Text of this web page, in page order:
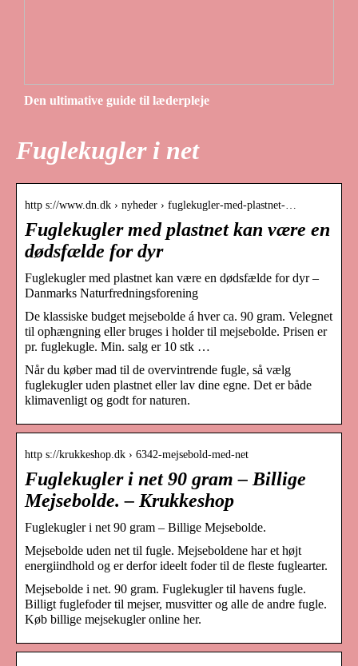
Den ultimative guide til læderpleje
Fuglekugler i net
http s://www.dn.dk › nyheder › fuglekugler-med-plastnet-…
Fuglekugler med plastnet kan være en
dødsfælde for dyr
Fuglekugler med plastnet kan være en dødsfælde for dyr –
Danmarks Naturfredningsforening
De klassiske budget mejsebolde á hver ca. 90 gram. Velegnet
til ophængning eller bruges i holder til mejsebolde. Prisen er
pr. fuglekugle. Min. salg er 10 stk …
Når du køber mad til de overvintrende fugle, så vælg
fuglekugler uden plastnet eller lav dine egne. Det er både
klimavenligt og godt for naturen.
http s://krukkeshop.dk › 6342-mejsebold-med-net
Fuglekugler i net 90 gram – Billige
Mejsebolde. – Krukkeshop
Fuglekugler i net 90 gram – Billige Mejsebolde.
Mejsebolde uden net til fugle. Mejseboldene har et højt
energiindhold og er derfor ideelt foder til de fleste fuglearter.
Mejsebolde i net. 90 gram. Fuglekugler til havens fugle.
Billigt fuglefoder til mejser, musvitter og alle de andre fugle.
Køb billige mejsekugler online her.